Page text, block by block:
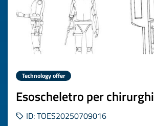
Technology offer
Esoscheletro per chirurghi
ID: TOES20250709016